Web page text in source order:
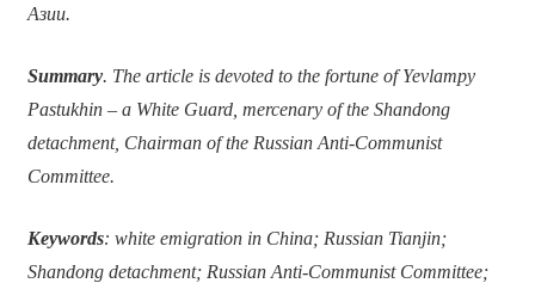
Азии.
Summary. The article is devoted to the fortune of Yevlampy
Pastukhin – a White Guard, mercenary of the Shandong
detachment, Chairman of the Russian Anti-Communist
Committee.
Keywords: white emigration in China; Russian Tianjin;
Shandong detachment; Russian Anti-Communist Committee;